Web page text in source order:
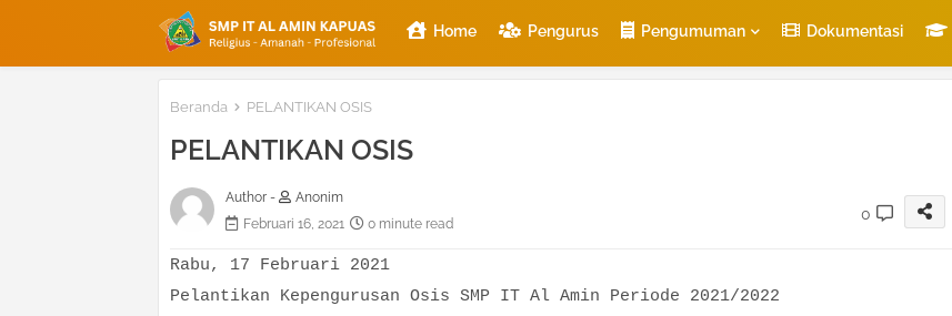
Home Pengurus Pengumuman Dokumentasi
Beranda PELANTIKAN OSIS
PELANTIKAN OSIS
Author -
Anonim
Februari 16, 2021
0 minute read
0
Rabu, 17 Februari 2021
Pelantikan Kepengurusan Osis SMP IT Al Amin Periode 2021/2022